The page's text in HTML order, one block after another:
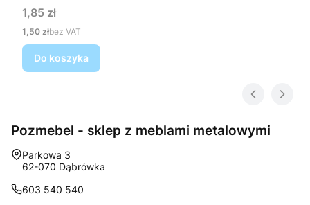
Cena
1,85 zł
Cena
1,50 złbez VAT
Do koszyka
Pozmebel - sklep z meblami metalowymi
Adres:
Parkowa 3
62-070 Dąbrówka
603 540 540